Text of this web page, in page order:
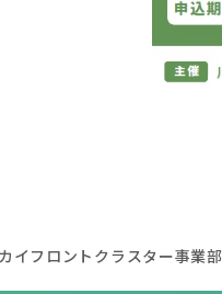
イフロントクラスター事業部